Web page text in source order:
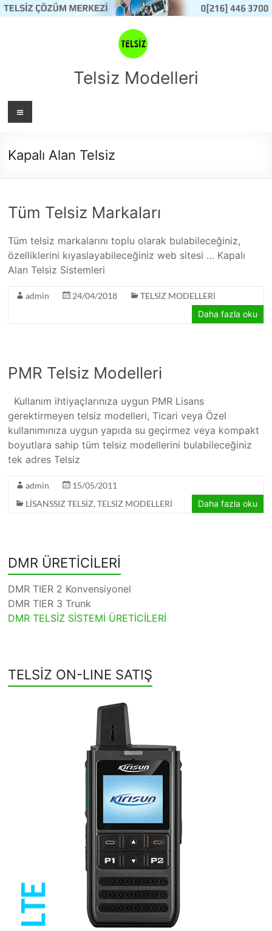
Skip
to
Telsiz Modelleri
Menü
Kapalı Alan Telsiz
Tüm Telsiz Markaları
Tüm telsiz markalarını toplu olarak bulabileceğiniz,
özelliklerini kıyaslayabileceğiniz web sitesi … Kapalı
Alan Telsiz Sistemleri
admin 24/04/2018
TELSİZ MODELLERİ
Daha fazla oku
PMR Telsiz Modelleri
Kullanım ihtiyaçlarınıza uygun PMR Lisans
gerektirmeyen telsiz modelleri, Ticari veya Özel
kullanımınıza uygun yapıda su geçirmez veya kompakt
boyutlara sahip tüm telsiz modellerini bulabileceğiniz
tek adres Telsiz
admin
15/05/2011
LİSANSSIZ TELSİZ,TELSİZ MODELLERİ Daha fazla oku
DMR ÜRETİCİLERİ
DMR TIER 2 Konvensiyonel
DMR TIER 3 Trunk
DMR TELSİZ SİSTEMİ ÜRETİCİLERİ
TELSİZ ON-LINE SATIŞ